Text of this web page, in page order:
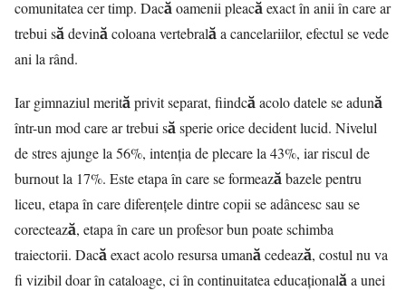
comunitatea cer timp. Dacă oamenii pleacă exact în anii în care ar
trebui să devină coloana vertebrală a cancelariilor, efectul se vede
ani la rând.
Iar gimnaziul merită privit separat, fiindcă acolo datele se adună
într-un mod care ar trebui să sperie orice decident lucid. Nivelul
de stres ajunge la 56%, intenția de plecare la 43%, iar riscul de
burnout la 17%. Este etapa în care se formează bazele pentru
liceu, etapa în care diferențele dintre copii se adâncesc sau se
corectează, etapa în care un profesor bun poate schimba
traiectorii. Dacă exact acolo resursa umană cedează, costul nu va
fi vizibil doar în cataloage, ci în continuitatea educațională a unei